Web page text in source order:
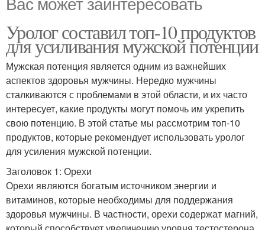
Уролог составил топ-10 продуктов
для усиливания мужской потенции
Мужская потенция является одним из важнейших
аспектов здоровья мужчины. Нередко мужчины
сталкиваются с проблемами в этой области, и их часто
интересует, какие продукты могут помочь им укрепить
свою потенцию. В этой статье мы рассмотрим топ-10
продуктов, которые рекомендует использовать уролог
для усиления мужской потенции.
Заголовок 1: Орехи
Орехи являются богатым источником энергии и
витаминов, которые необходимы для поддержания
здоровья мужчины. В частности, орехи содержат магний,